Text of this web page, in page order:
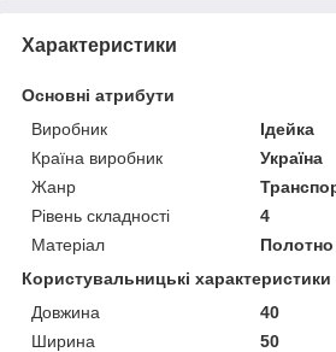
Характеристики
Основні атрибути
Виробник
Ідейка
Країна виробник
Україна
Жанр
Рівень складності
4
Матеріал
Полотно
Користувальницькі характеристики
Довжина
40
Ширина
50